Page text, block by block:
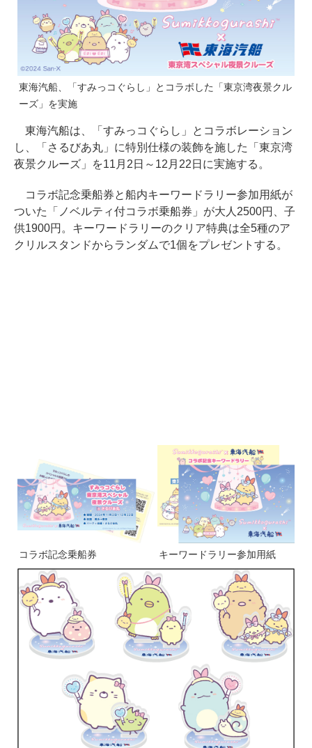
東海汽船、「すみっコぐらし」とコラボした「東京湾夜景クル
ーズ」を実施
東海汽船は、「すみっコぐらし」とコラボレーション
し、「さるびあ丸」に特別仕様の装飾を施した「東京湾
夜景クルーズ」を11月2日～12月22日に実施する。
コラボ記念乗船券と船内キーワードラリー参加用紙が
ついた「ノベルティ付コラボ乗船券」が大人2500円、子
供1900円。キーワードラリーのクリア特典は全5種のア
クリルスタンドからランダムで1個をプレゼントする。
コラボ記念乗船券 キーワードラリー参加用紙